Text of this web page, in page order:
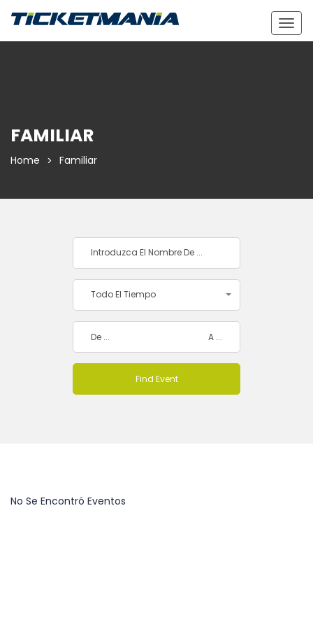
FAMILIAR
Home Familiar
Todo El Tiempo
No Se Encontró Eventos